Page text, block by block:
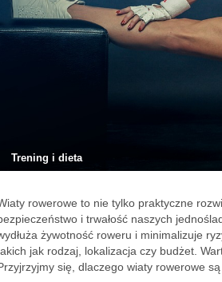
Trening i dieta
rowerowe to nie tylko praktyczne
i trwałość naszych
żywotność roweru i minimalizuje
jak rodzaj, lokalizacja czy budżet.
się, dlaczego wiaty rowerowe